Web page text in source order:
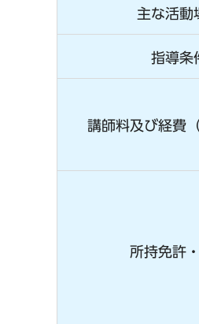
主な活動
指導条
講師料及び経費
所持免許